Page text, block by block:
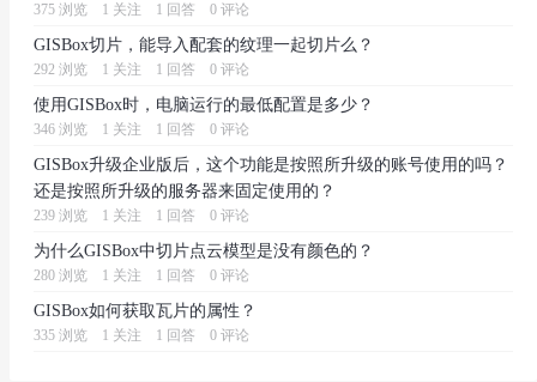
375 浏览 1 关注 1 回答 0 评论
GISBox切片，能导入配套的纹理一起切片么？
292 浏览 1 关注 1 回答 0 评论
使用GISBox时，电脑运行的最低配置是多少？
346 浏览 1 关注 1 回答 0 评论
GISBox升级企业版后，这个功能是按照所升级的账号使用的吗？
还是按照所升级的服务器来固定使用的？
239 浏览 1 关注 1 回答 0 评论
为什么GISBox中切片点云模型是没有颜色的？
280 浏览 1 关注 1 回答 0 评论
GISBox如何获取瓦片的属性？
335 浏览 1 关注 1 回答 0 评论